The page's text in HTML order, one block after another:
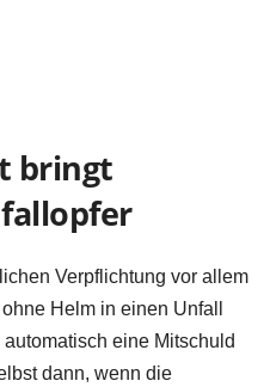
bringt
Verpflichtung vor allem
Helm in einen Unfall
eine Mitschuld
dann, wenn die